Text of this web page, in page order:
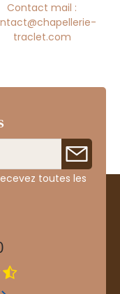
Contact mail :
traclet.com
toutes les